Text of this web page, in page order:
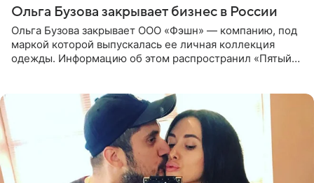
Ольга Бузова закрывает бизнес в России
Ольга Бузова закрывает ООО «Фэшн» — компанию, под
маркой которой выпускалась ее личная коллекция
одежды. Информацию об этом распространил «Пятый